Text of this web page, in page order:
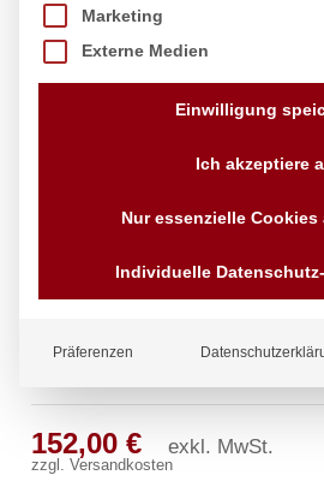
ecoSet Kneipp’sche
152,00€ exkl. MwSt.
zzgl.Versandkosten
Marketing
Externe Medien
Einwilligung
Ich akzeptiere
Nur essenzielle Cookies
Individuelle
Präferenzen